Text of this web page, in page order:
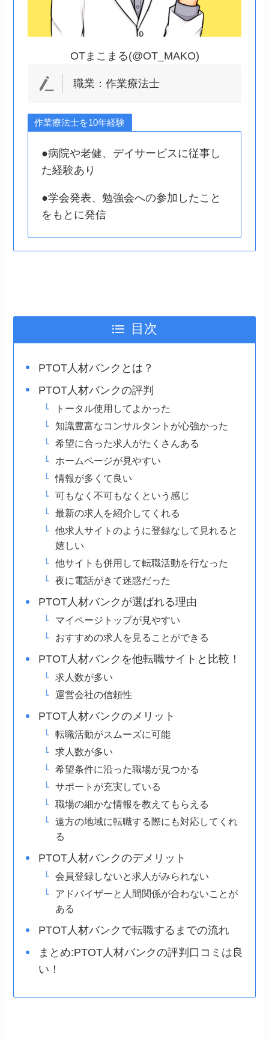
OTまこまる(@OT_MAKO)
職業：作業療法士
作業療法士を10年経験
●病院や老健、デイサービスに従事し
た経験あり
●学会発表、勉強会への参加したこと
をもとに発信
目次
PTOT人材バンクとは？
PTOT人材バンクの評判
トータル使用してよかった
知識豊富なコンサルタントが心強かった
希望に合った求人がたくさんある
ホームページが見やすい
情報が多くて良い
可もなく不可もなくという感じ
最新の求人を紹介してくれる
他求人サイトのように登録なして見れると
嬉しい
他サイトも併用して転職活動を行なった
夜に電話がきて迷惑だった
PTOT人材バンクが選ばれる理由
マイページトップが見やすい
おすすめの求人を見ることができる
PTOT人材バンクを他転職サイトと比較！
求人数が多い
運営会社の信頼性
PTOT人材バンクのメリット
転職活動がスムーズに可能
求人数が多い
希望条件に沿った職場が見つかる
サポートが充実している
職場の細かな情報を教えてもらえる
遠方の地域に転職する際にも対応してくれ
る
PTOT人材バンクのデメリット
会員登録しないと求人がみられない
アドバイザーと人間関係が合わないことが
ある
PTOT人材バンクで転職するまでの流れ
まとめ:PTOT人材バンクの評判口コミは良
い！